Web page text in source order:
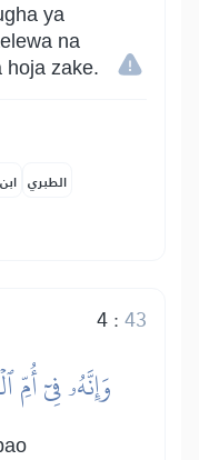
ya
na
hoja zake.
الطبري
4:43
وَإِنَّهُۥ فِيٓ